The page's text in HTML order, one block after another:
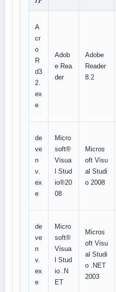
A
cr
o
R
d3
2.
ex
e
Adob
e Rea
der
Adobe
Reader
8.2
de
ve
n
v.
ex
e
Micro
soft®
Visua
l Stud
io®20
08
Micros
oft Visu
al Studi
o 2008
de
ve
n
v.
ex
e
Micro
soft®
Visua
l Stud
io .N
ET
Micros
oft Visu
al Studi
o .NET
2003